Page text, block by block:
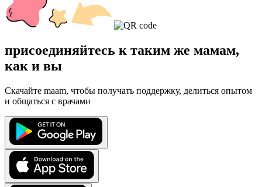
присоединяйтесь к таким же мамам,
как и вы
Скачайте maam, чтобы получать поддержку, делиться опытом
и общаться с врачами